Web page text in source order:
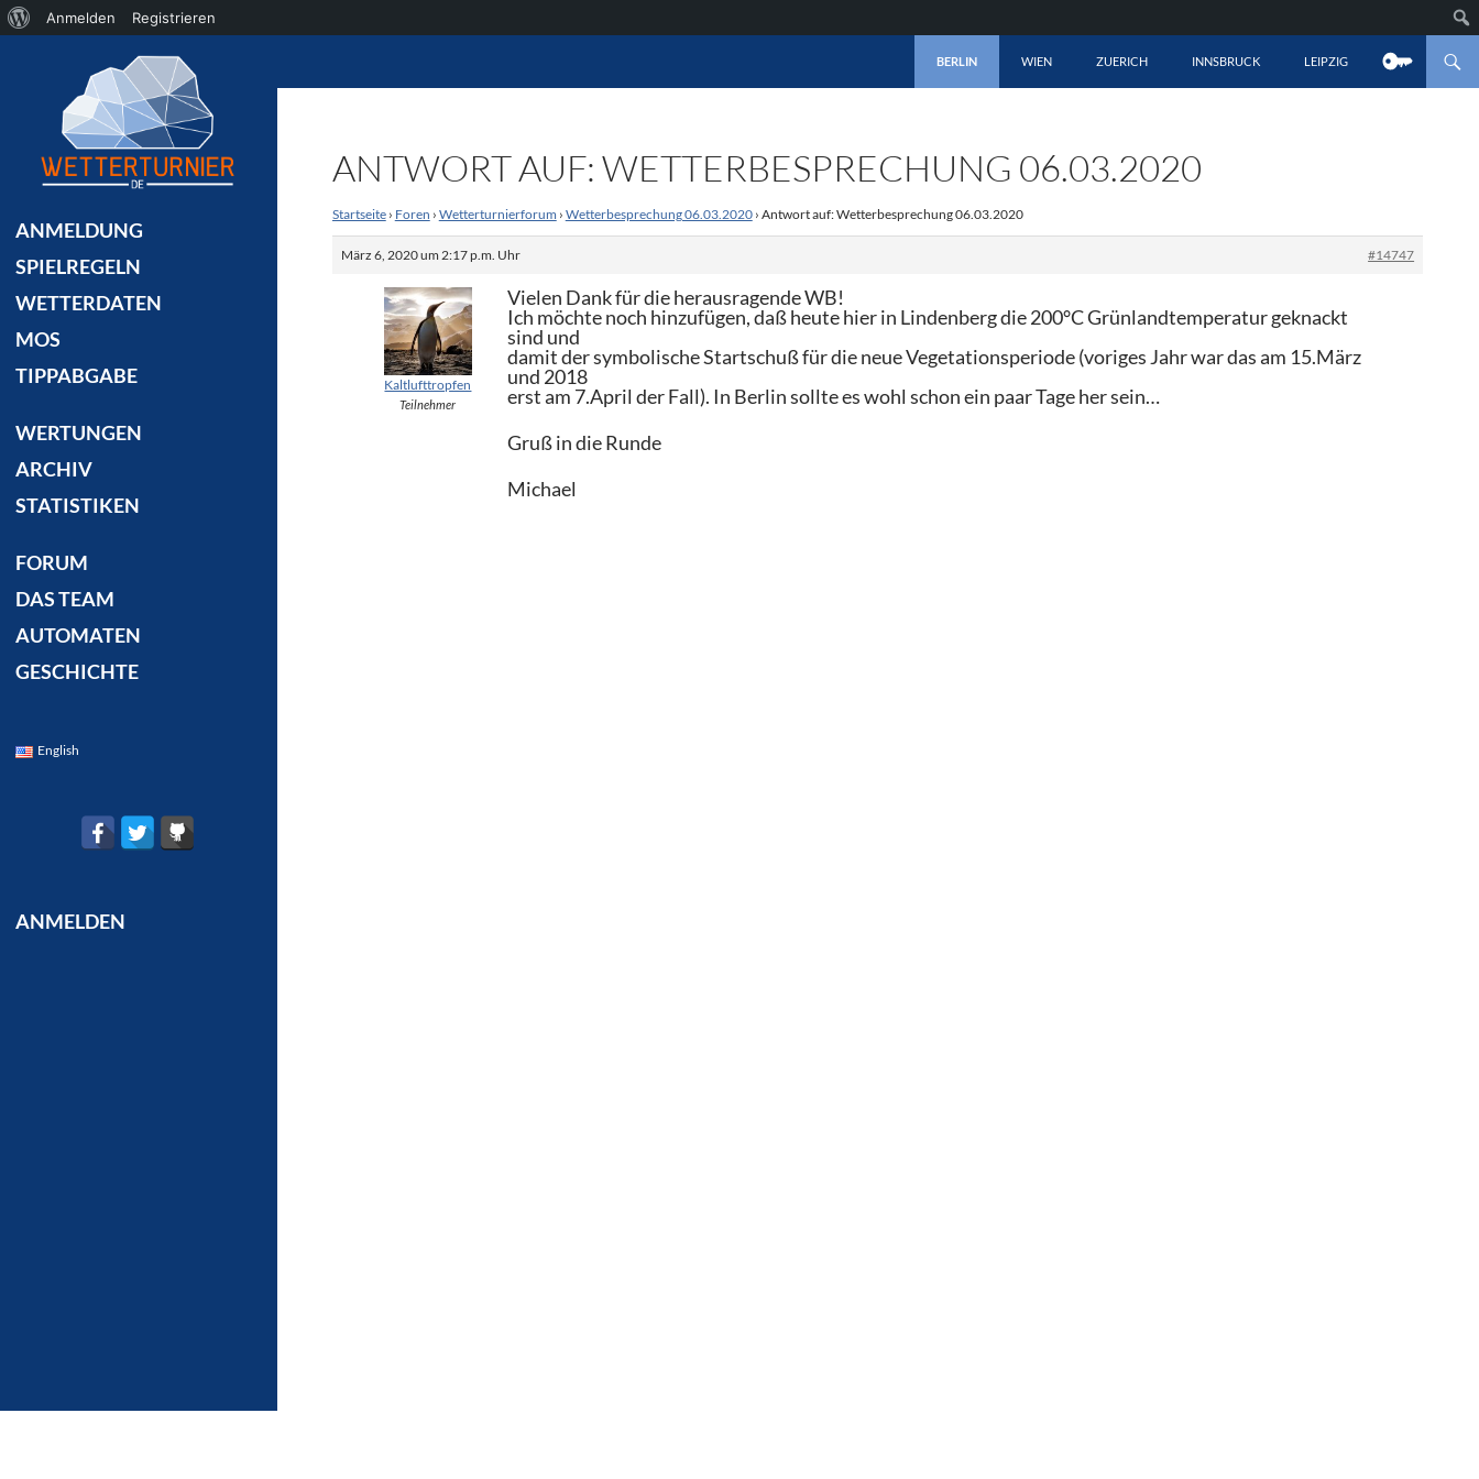
BERLIN
WIEN ZUERICH INNSBRUCK LEIPZIG
ANTWORT AUF: WETTERBESPRECHUNG 06.03.2020
Startseite › Foren › Wetterturnierforum › Wetterbesprechung 06.03.2020 › Antwort auf: Wetterbesprechung 06.03.2020
März 6, 2020 um 2:17 p.m. Uhr #14747
Kaltlufttropfen
Teilnehmer
Vielen Dank für die herausragende WB!
Ich möchte noch hinzufügen, daß heute hier in Lindenberg die 200°C Grünlandtemperatur geknackt
sind und
damit der symbolische Startschuß für die neue Vegetationsperiode (voriges Jahr war das am 15.März
und 2018
erst am 7.April der Fall). In Berlin sollte es wohl schon ein paar Tage her sein…
Gruß in die Runde
Michael
ANMELDUNG
SPIELREGELN
WETTERDATEN
MOS
TIPPABGABE
WERTUNGEN
ARCHIV
STATISTIKEN
FORUM
DAS TEAM
AUTOMATEN
GESCHICHTE
English
ANMELDEN
Über
Anmelden Registrieren